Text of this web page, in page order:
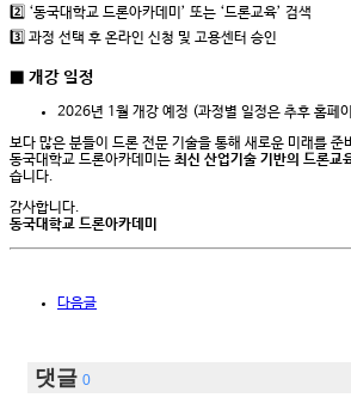
2️⃣ ‘동국대학교 드론아카데미’ 또는 ‘드론교육’ 검색
3️⃣ 과정 선택 후 온라인 신청 및 고용센터 승인
■ 개강 일정
2026년 1월 개강 예정 (과정별 일정은 추후 홈페
보다 많은 분들이 드론 전문 기술을 통해 새로운 미래를 준
동국대학교 드론아카데미는 최신 산업기술 기반의 드론교
습니다.
감사합니다.
동국대학교 드론아카데미
다음글
댓글 0